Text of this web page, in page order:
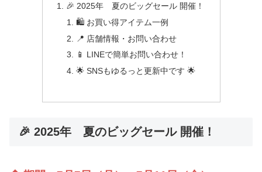
🎉 2025年 夏のビッグセール 開催！
🛍 お買い得アイテム一例
📍 店舗情報・お問い合わせ
📱 LINEで簡単お問い合わせ！
🌟 SNSもゆるっと更新中です 🌟
🎉 2025年 夏のビッグセール 開催！